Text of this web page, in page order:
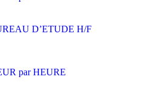
D’ETUDE H/F
par HEURE